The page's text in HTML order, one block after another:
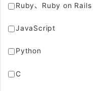
Ruby、Ruby on Rails
JavaScript
Python
C